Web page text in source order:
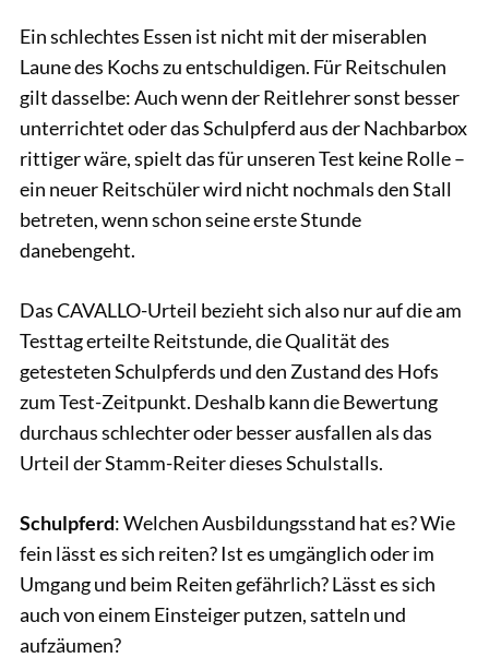
Ein schlechtes Essen ist nicht mit der miserablen
Laune des Kochs zu entschuldigen. Für Reitschulen
gilt dasselbe: Auch wenn der Reitlehrer sonst besser
unterrichtet oder das Schulpferd aus der Nachbarbox
rittiger wäre, spielt das für unseren Test keine Rolle –
ein neuer Reitschüler wird nicht nochmals den Stall
betreten, wenn schon seine erste Stunde
danebengeht.
Das CAVALLO-Urteil bezieht sich also nur auf die am
Testtag erteilte Reitstunde, die Qualität des
getesteten Schulpferds und den Zustand des Hofs
zum Test-Zeitpunkt. Deshalb kann die Bewertung
durchaus schlechter oder besser ausfallen als das
Urteil der Stamm-Reiter dieses Schulstalls.
Schulpferd: Welchen Ausbildungsstand hat es? Wie
fein lässt es sich reiten? Ist es umgänglich oder im
Umgang und beim Reiten gefährlich? Lässt es sich
auch von einem Einsteiger putzen, satteln und
aufzäumen?